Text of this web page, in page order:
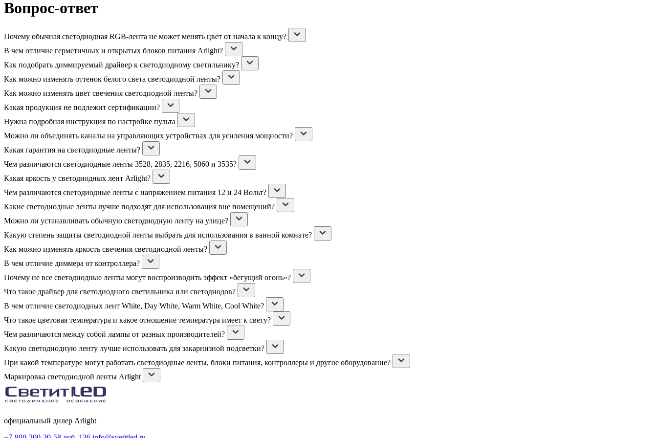
Вопрос-ответ
Почему обычная светодиодная RGB-лента не может менять цвет от начала к концу?
В чем отличие герметичных и открытых блоков питания Arlight?
Как подобрать диммируемый драйвер к светодиодному светильнику?
Как можно изменять оттенок белого света светодиодной ленты?
Как можно изменять цвет свечения светодиодной ленты?
Какая продукция не подлежит сертификации?
Нужна подробная инструкция по настройке пульта
Можно ли объединять каналы на управляющих устройствах для усиления мощности?
Какая гарантия на светодиодные ленты?
Чем различаются светодиодные ленты 3528, 2835, 2216, 5060 и 3535?
Какая яркость у светодиодных лент Arlight?
Чем различаются светодиодные ленты с напряжением питания 12 и 24 Вольт?
Какие светодиодные ленты лучше подходят для использования вне помещений?
Можно ли устанавливать обычную светодиодную ленту на улице?
Какую степень защиты светодиодной ленты выбрать для использования в ванной комнате?
Как можно изменять яркость свечения светодиодной ленты?
В чем отличие диммера от контроллера?
Почему не все светодиодные ленты могут воспроизводить эффект «бегущий огонь»?
Что такое драйвер для светодиодного светильника или светодиодов?
В чем отличие светодиодных лент White, Day White, Warm White, Cool White?
Что такое цветовая температура и какое отношение температура имеет к свету?
Чем различаются между собой лампы от разных производителей?
Какую светодиодную ленту лучше использовать для закарнизной подсветки?
При какой температуре могут работать светодиодные ленты, блоки питания, контроллеры и другое оборудование?
Маркировка светодиодной ленты Arlight
официальный дилер Arlight